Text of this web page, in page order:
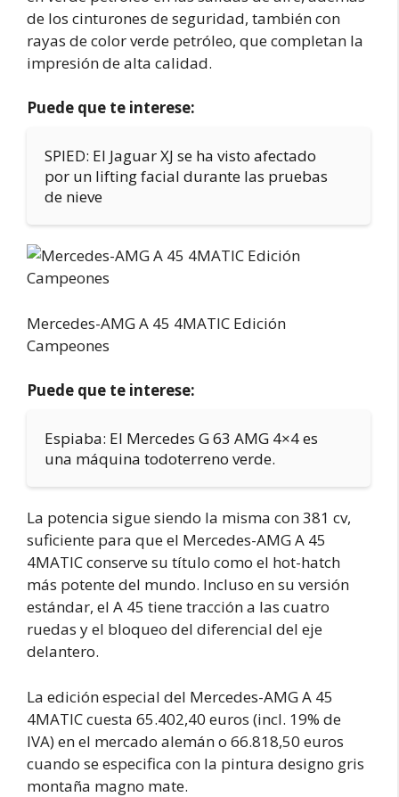
de los cinturones de seguridad, también con
rayas de color verde petróleo, que completan la
impresión de alta calidad.
Puede que te interese:
SPIED: El Jaguar XJ se ha visto afectado
por un lifting facial durante las pruebas
de nieve
Mercedes-AMG A 45 4MATIC Edición
Campeones
Puede que te interese:
Espiaba: El Mercedes G 63 AMG 4×4 es
una máquina todoterreno verde.
La potencia sigue siendo la misma con 381 cv,
suficiente para que el Mercedes-AMG A 45
4MATIC conserve su título como el hot-hatch
más potente del mundo. Incluso en su versión
estándar, el A 45 tiene tracción a las cuatro
ruedas y el bloqueo del diferencial del eje
delantero.
La edición especial del Mercedes-AMG A 45
4MATIC cuesta 65.402,40 euros (incl. 19% de
IVA) en el mercado alemán o 66.818,50 euros
cuando se especifica con la pintura designo gris
montaña magno mate.